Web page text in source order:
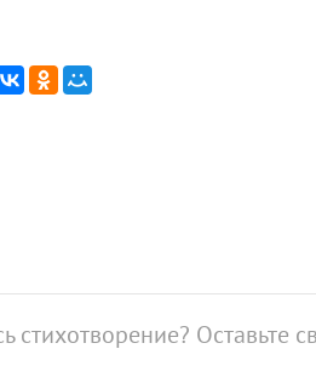
стихотворение? Оставьте